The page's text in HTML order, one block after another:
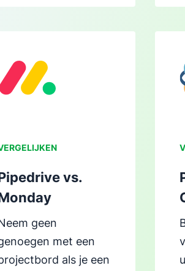
vs.
geen
met een
als je een
in nieuw venster